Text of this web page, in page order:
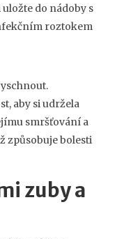
do nádoby s
roztokem
aby si udržela
smršťování a
způsobuje bolesti
zuby a